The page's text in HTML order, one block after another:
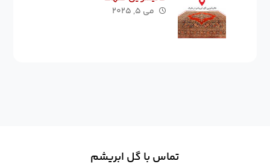
می ۵, ۲۰۲۵
تماس با گل ابریشم